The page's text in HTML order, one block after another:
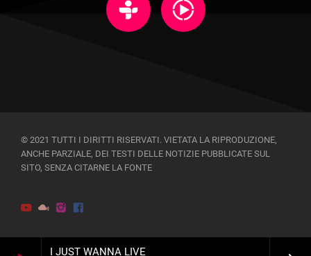
I JUST WANNA LIVE
© 2021 TUTTI I DIRITTI RISERVATI. VIETATA LA RIPRODUZIONE,
ANCHE PARZIALE, DEI TESTI DELLE NOTIZIE PUBBLICATE SUL
SITO, SENZA CITARNE LA FONTE